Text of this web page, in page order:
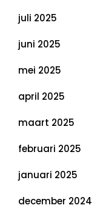
juli 2025
juni 2025
mei 2025
april 2025
maart 2025
februari 2025
januari 2025
december 2024